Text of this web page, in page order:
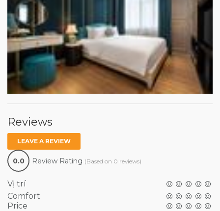
Reviews
LEAVE A REVIEW
0.0 Review Rating (Based on 0 reviews)
Vị trí
Comfort
Price